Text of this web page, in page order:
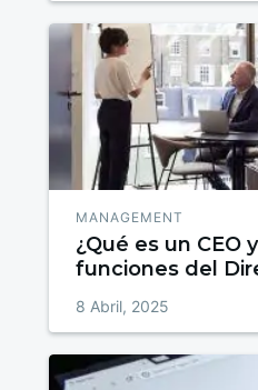
MANAGEMENT
¿Qué es un CEO
funciones del
8 Abril, 2025